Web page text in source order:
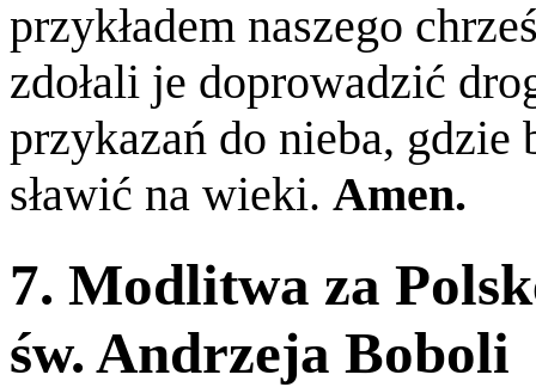
przykładem naszego
zdołali je doprowadzić
przykazań do nieba, gdzie
sławić na wieki. Amen.
7. Modlitwa za
św. Andrzeja Boboli